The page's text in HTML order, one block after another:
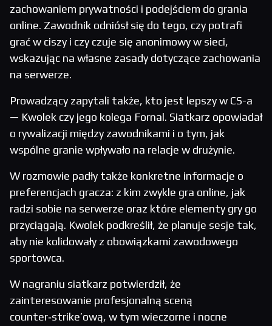
zachowaniem prywatności i podejściem do grania
online. Zawodnik odniósł się do tego, czy potrafi
grać w ciszy i czy czuje się anonimowy w sieci,
wskazując na własne zasady dotyczące zachowania
na serwerze.
Prowadzący zapytali także, kto jest lepszy w CS-a
— Kwolek czy jego kolega Fornal. Siatkarz opowiadał
o rywalizacji między zawodnikami i o tym, jak
wspólne granie wpływało na relacje w drużynie.
W rozmowie padły także konkretne informacje o
preferencjach gracza: z kim zwykle gra online, jak
radzi sobie na serwerze oraz które elementy gry go
przyciągają. Kwolek podkreślił, że planuje sesje tak,
aby nie kolidowały z obowiązkami zawodowego
sportowca.
W nagraniu siatkarz potwierdził, że
zainteresowanie profesjonalną sceną
counter‑strike’ową, w tym wieczorne i nocne